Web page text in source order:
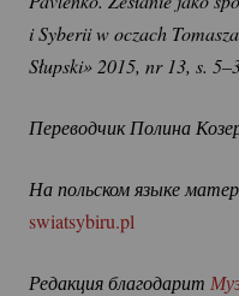
i Syberii w oczach
Słupski» 2015, nr 13, s.
Переводчик Полина
swiatsybiru.pl
Редакция благодарит